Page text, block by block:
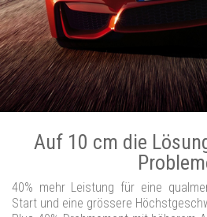
Auf 10 cm die
40% mehr Leistung für eine
Start und eine grössere